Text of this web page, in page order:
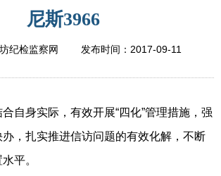
尼斯3966
纪检监察网 发布时间： 2017-09-11
身实际，有效开展“四化”管理措施，强
，扎实推进信访问题的有效化解，不断
平。